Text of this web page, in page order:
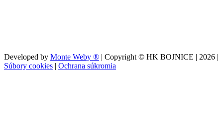
Developed by Monte Weby ® | Copyright © HK BOJNICE | 2026 |
Súbory cookies | Ochrana súkromia